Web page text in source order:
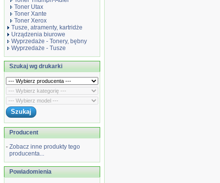
Toner Utax
Toner Xante
Toner Xerox
Tusze, atramenty, kartridże
Urządzenia biurowe
Wyprzedaże - Tonery, bębny
Wyprzedaże - Tusze
Szukaj wg drukarki
Producent
- Zobacz inne produkty tego
producenta...
Powiadomienia